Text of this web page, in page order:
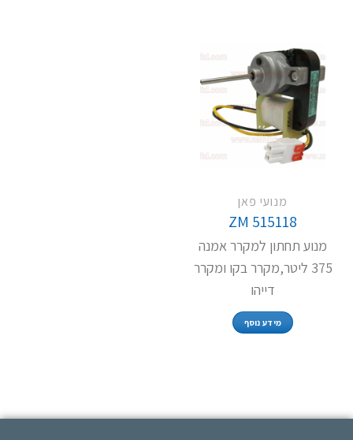
מנועי פאן
ZM 515118
מנוע תחתון למקרר אמנה
375 ליטר,מקרר בקו ומקרר
דייהו
מידע נוסף